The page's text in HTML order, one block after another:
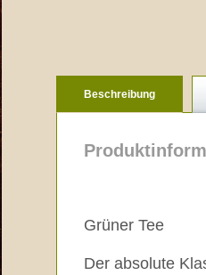
Beschreibung
Grüner Tee
Der absolute